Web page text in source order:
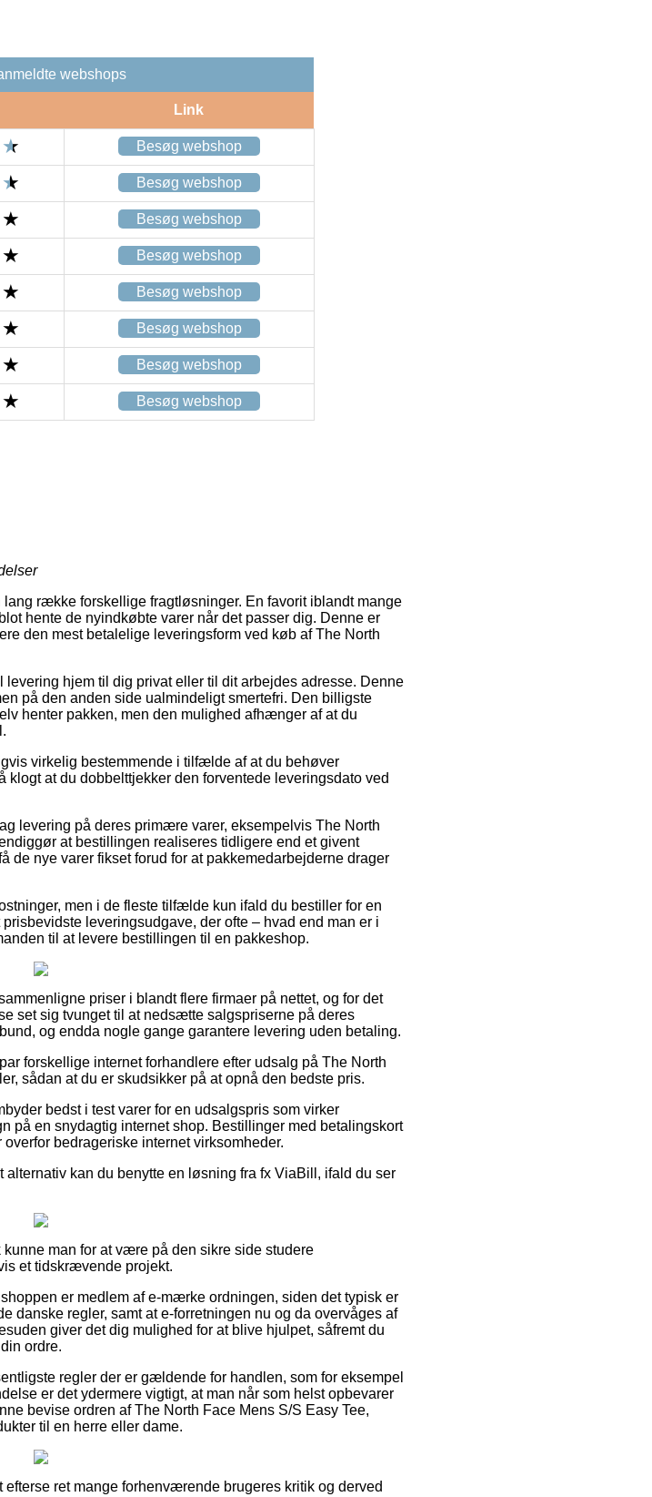
webshops
Link
Besøg webshop
Besøg webshop
Besøg webshop
Besøg webshop
Besøg webshop
Besøg webshop
Besøg webshop
Besøg webshop
række forskellige fragtløsninger. En favorit iblandt mange
hente de nyindkøbte varer når det passer dig. Denne er
den mest betalelige leveringsform ved køb af The North
hjem til dig privat eller til dit arbejdes adresse. Denne
på den anden side ualmindeligt smertefri. Den billigste
henter pakken, men den mulighed afhænger af at du
virkelig bestemmende i tilfælde af at du behøver
klogt at du dobbelttjekker den forventede leveringsdato ved
levering på deres primære varer, eksempelvis The North
at bestillingen realiseres tidligere end et givent
de nye varer fikset forud for at pakkemedarbejderne drager
men i de fleste tilfælde kun ifald du bestiller for en
leveringsudgave, der ofte – hvad end man er i
til at levere bestillingen til en pakkeshop.
priser i blandt flere firmaer på nettet, og for det
set sig tvunget til at nedsætte salgspriserne på deres
og endda nogle gange garantere levering uden betaling.
forskellige internet forhandlere efter udsalg på The North
sådan at du er skudsikker på at opnå den bedste pris.
bedst i test varer for en udsalgspris som virker
på en snydagtig internet shop. Bestillinger med betalingskort
bedrageriske internet virksomheder.
kan du benytte en løsning fra fx ViaBill, ifald du ser
man for at være på den sikre side studere
et tidskrævende projekt.
er medlem af e-mærke ordningen, siden det typisk er
danske regler, samt at e-forretningen nu og da overvåges af
giver det dig mulighed for at blive hjulpet, såfremt du
ordre.
regler der er gældende for handlen, som for eksempel
er det ydermere vigtigt, at man når som helst opbevarer
bevise ordren af The North Face Mens S/S Easy Tee,
til en herre eller dame.
ret mange forhenværende brugeres kritik og derved